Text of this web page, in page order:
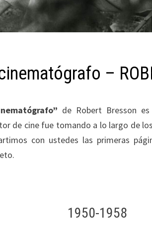
–
de Robert Bresson
de cine fue tomando a lo largo de
con ustedes las primeras
1950-1958